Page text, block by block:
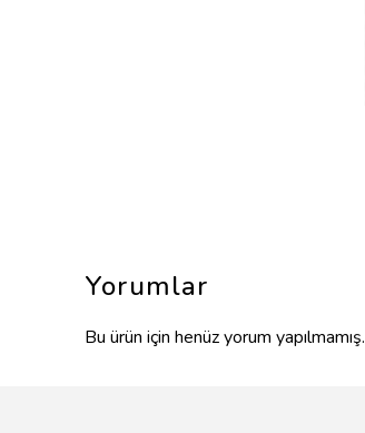
Yorumlar
Bu ürün için henüz yorum yapılmamış.